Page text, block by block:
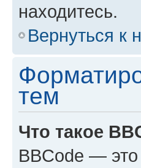
находитесь.
Вернуться к
тем
Что такое
BBCode —